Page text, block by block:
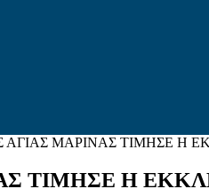
ΜΑΡΙΝΑΣ ΤΙΜΗΣΕ Η
ΤΙΜΗΣΕ Η